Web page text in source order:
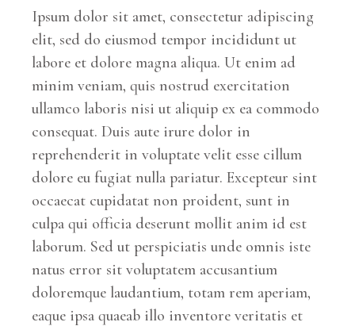
Ipsum dolor sit amet, consectetur adipiscing
elit, sed do eiusmod tempor incididunt ut
labore et dolore magna aliqua. Ut enim ad
minim veniam, quis nostrud exercitation
ullamco laboris nisi ut aliquip ex ea commodo
consequat. Duis aute irure dolor in
reprehenderit in voluptate velit esse cillum
dolore eu fugiat nulla pariatur. Excepteur sint
occaecat cupidatat non proident, sunt in
culpa qui officia deserunt mollit anim id est
laborum. Sed ut perspiciatis unde omnis iste
natus error sit voluptatem accusantium
doloremque laudantium, totam rem aperiam,
eaque ipsa quaeab illo inventore veritatis et